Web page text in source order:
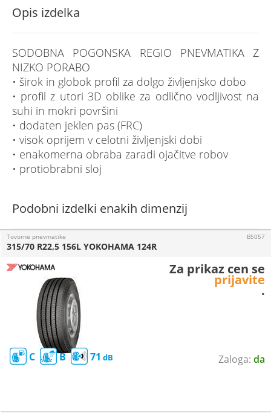
Opis izdelka
SODOBNA POGONSKA REGIO PNEVMATIKA Z
NIZKO PORABO
• širok in globok profil za dolgo življenjsko dobo
• profil z utori 3D oblike za odlično vodljivost na
suhi in mokri površini
• dodaten jeklen pas (FRC)
• visok oprijem v celotni življenjski dobi
• enakomerna obraba zaradi ojačitve robov
• protiobrabni sloj
Podobni izdelki enakih dimenzij
da
Tovorne pnevmatike
C B 71
315/70 R22,5 156L YOKOHAMA 124R
B5057
Za prikaz cen se
prijavite
.